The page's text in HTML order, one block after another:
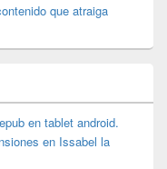
que atraiga
en tablet android.
en Issabel la